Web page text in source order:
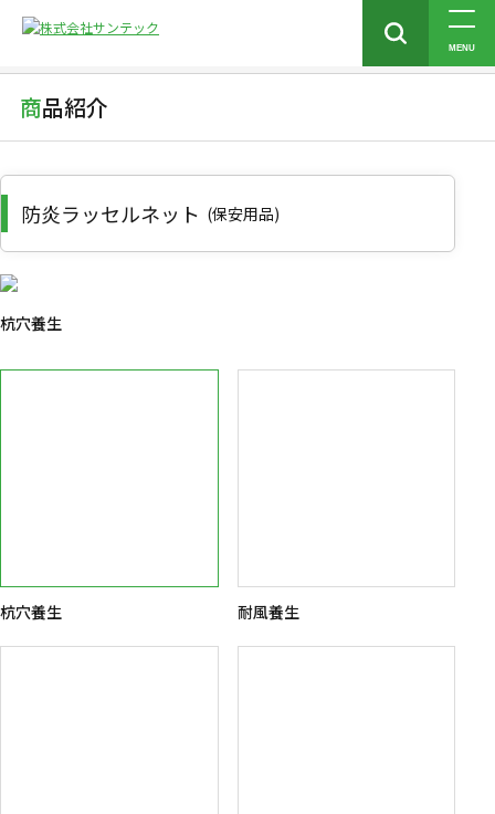
MENU
トップ 商品紹介
作業台・保安用品・敷鉄板類
商品紹介
防炎ラッセルネット (保安用品)
杭穴養生
杭穴養生 耐風養生